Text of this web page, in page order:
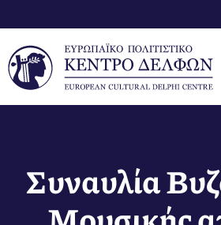
σε
περιεχόμενο
Συναυλία